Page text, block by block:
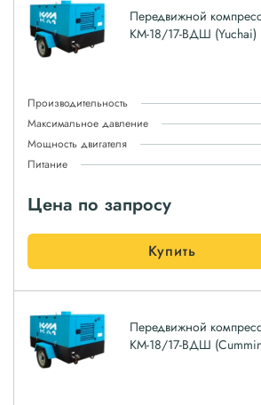
Передвижной
КМ-18/17-ВДШ (Yuchai)
Производительность
Максимальное давление
Мощность двигателя
Питание
Цена по запросу
Купить
Передвижной
КМ-18/17-ВДШ